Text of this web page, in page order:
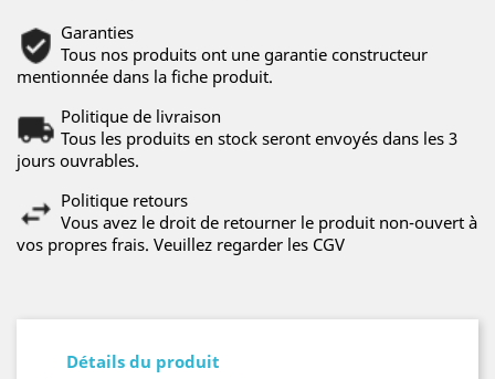
Garanties
Tous nos produits ont une garantie constructeur
mentionnée dans la fiche produit.
Politique de livraison
Tous les produits en stock seront envoyés dans les 3
jours ouvrables.
Politique retours
Vous avez le droit de retourner le produit non-ouvert à
vos propres frais. Veuillez regarder les CGV
Détails du produit